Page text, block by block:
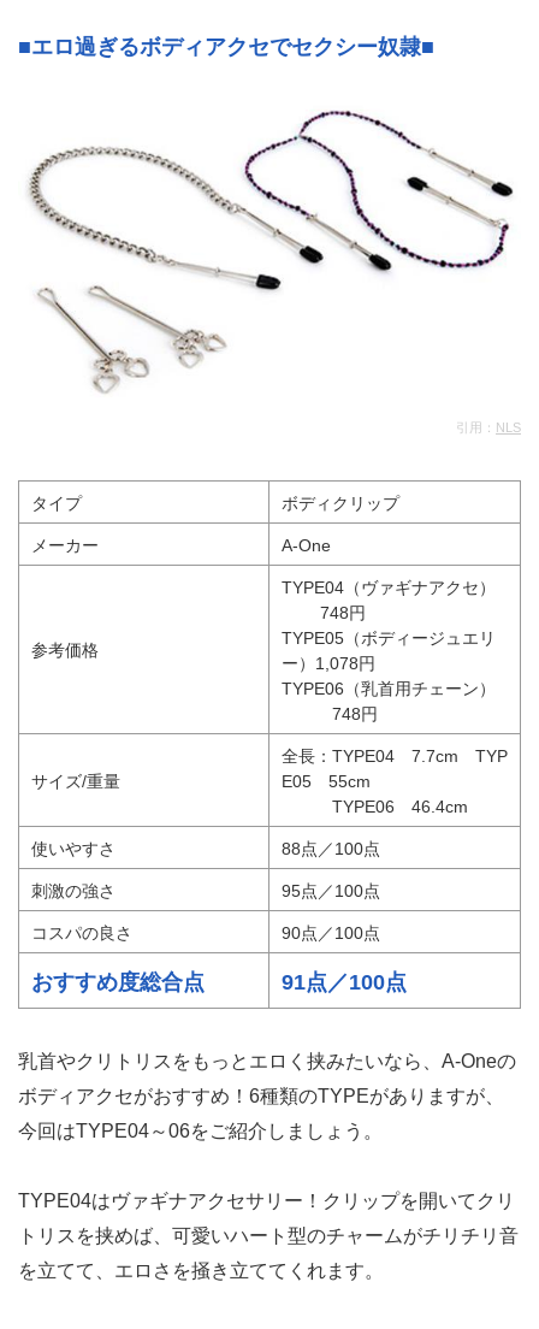
■エロ過ぎるボディアクセでセクシー奴隷■
引用： NLS
タイプ ボディクリップ
メーカー A-One
参考価格
TYPE04（ヴァギナアクセ）
748円
TYPE05（ボディージュエリ
ー）1,078円
TYPE06（乳首用チェーン）
748円
サイズ/重量
全長：TYPE04 7.7cm TYP
E05 55cm
TYPE06 46.4cm
使いやすさ 88点／100点
刺激の強さ 95点／100点
コスパの良さ 90点／100点
おすすめ度総合点 91点／100点
乳首やクリトリスをもっとエロく挟みたいなら、A-Oneの
ボディアクセがおすすめ！6種類のTYPEがありますが、
今回はTYPE04～06をご紹介しましょう。
TYPE04はヴァギナアクセサリー！クリップを開いてクリ
トリスを挟めば、可愛いハート型のチャームがチリチリ音
を立てて、エロさを掻き立ててくれます。